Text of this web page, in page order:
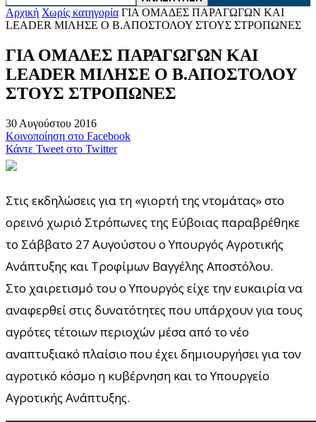
Αρχική Χωρίς κατηγορία ΓΙΑ ΟΜΑΔΕΣ ΠΑΡΑΓΩΓΩΝ ΚΑΙ
LEADER ΜΙΛΗΣΕ Ο Β.ΑΠΟΣΤΟΛΟΥ ΣΤΟΥΣ ΣΤΡΟΠΩΝΕΣ
ΓΙΑ ΟΜΑΔΕΣ ΠΑΡΑΓΩΓΩΝ ΚΑΙ
LEADER ΜΙΛΗΣΕ Ο Β.ΑΠΟΣΤΟΛΟΥ
ΣΤΟΥΣ ΣΤΡΟΠΩΝΕΣ
30 Αυγούστου 2016
Κοινοποίηση στο Facebook
Κάντε Tweet στο Twitter
Στις εκδηλώσεις για τη «γιορτή της ντομάτας» στο
ορεινό χωριό Στρόπωνες της Εύβοιας παραβρέθηκε
το Σάββατο 27 Αυγούστου ο Υπουργός Αγροτικής
Ανάπτυξης και Τροφίμων Βαγγέλης Αποστόλου.
Στο χαιρετισμό του ο Υπουργός είχε την ευκαιρία να
αναφερθεί στις δυνατότητες που υπάρχουν για τους
αγρότες τέτοιων περιοχών μέσα από το νέο
αναπτυξιακό πλαίσιο που έχει δημιουργήσει για τον
αγροτικό κόσμο η κυβέρνηση και το Υπουργείο
Αγροτικής Ανάπτυξης.